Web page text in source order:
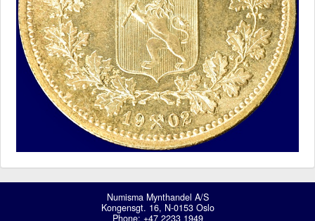
Numisma Mynthandel A/S
Kongensgt. 16, N-0153 Oslo
Phone: +47 2233 1949